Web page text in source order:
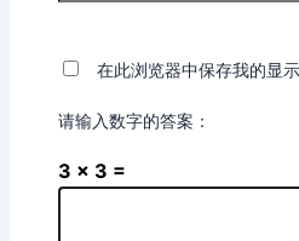
在此浏览器中保存我的显
请输入数字的答案：
3 × 3 =